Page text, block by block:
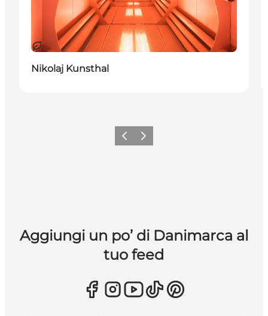
Sostenibile
Nikolaj Kunsthal
Precedente
Avanti
Aggiungi un po’ di Danimarca al
tuo feed